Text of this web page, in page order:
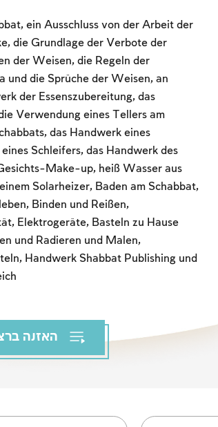
ein Ausschluss von der Arbeit der
die Grundlage der Verbote der
der Weisen, die Regeln der
und die Sprüche der Weisen, an
der Essenszubereitung, das
Verwendung eines Tellers am
das Handwerk eines
Schleifers, das Handwerk des
Make-up, heiß Wasser aus
Solarheizer, Baden am Schabbat,
Binden und Reißen,
Elektrogeräte, Basteln zu Hause
und Radieren und Malen,
Handwerk Shabbat Publishing und
האזנה